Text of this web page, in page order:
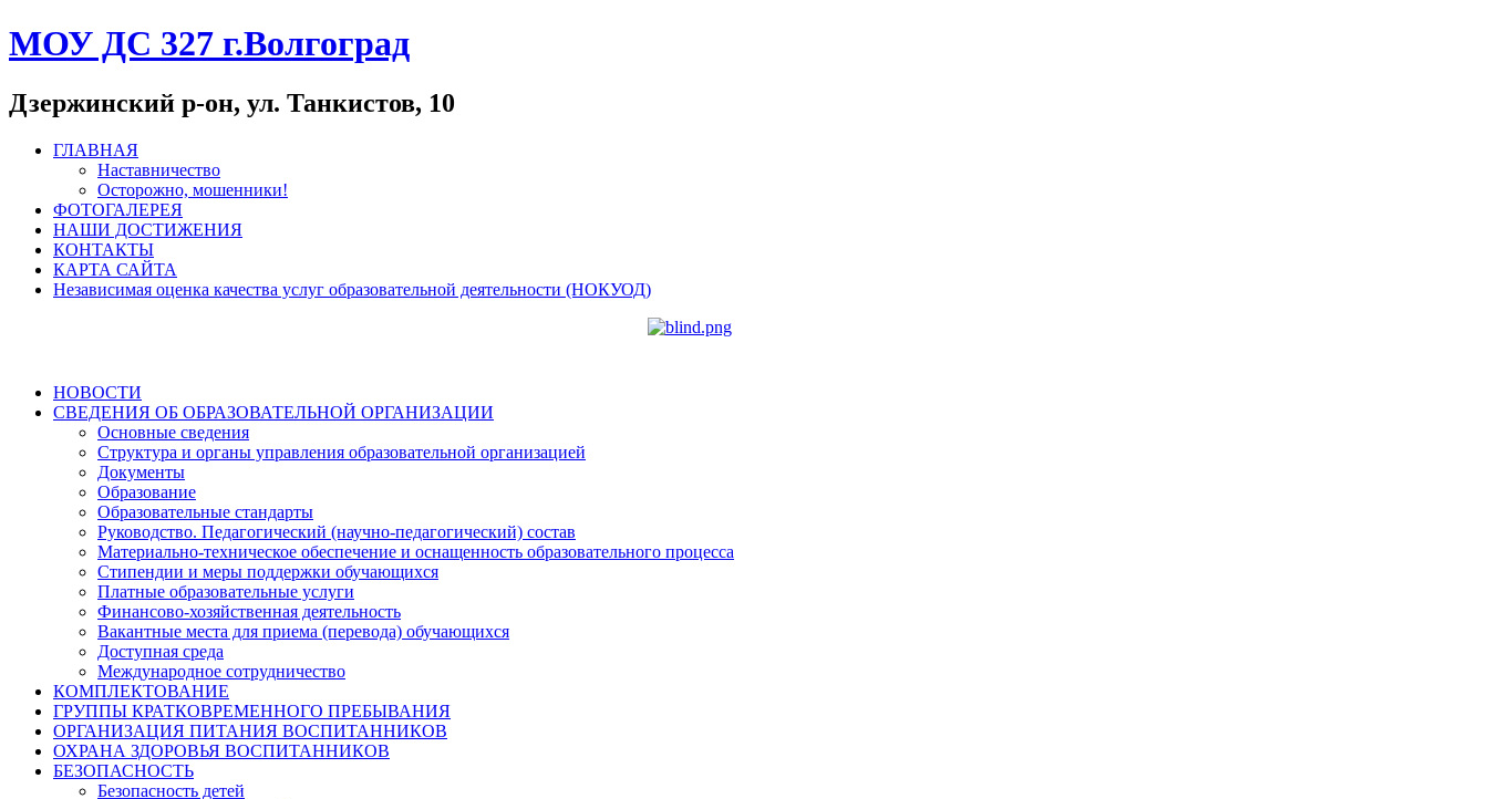
МОУ ДС 327 г.Волгоград
Дзержинский р-он, ул. Танкистов, 10
ГЛАВНАЯ
Наставничество
Осторожно, мошенники!
ФОТОГАЛЕРЕЯ
НАШИ ДОСТИЖЕНИЯ
КОНТАКТЫ
КАРТА САЙТА
Независимая оценка качества услуг образовательной деятельности (НОКУОД)
НОВОСТИ
СВЕДЕНИЯ ОБ ОБРАЗОВАТЕЛЬНОЙ ОРГАНИЗАЦИИ
Основные сведения
Структура и органы управления образовательной организацией
Документы
Образование
Образовательные стандарты
Руководство. Педагогический (научно-педагогический) состав
Материально-техническое обеспечение и оснащенность образовательного процесса
Стипендии и меры поддержки обучающихся
Платные образовательные услуги
Финансово-хозяйственная деятельность
Вакантные места для приема (перевода) обучающихся
Доступная среда
Международное сотрудничество
КОМПЛЕКТОВАНИЕ
ГРУППЫ КРАТКОВРЕМЕННОГО ПРЕБЫВАНИЯ
ОРГАНИЗАЦИЯ ПИТАНИЯ ВОСПИТАННИКОВ
ОХРАНА ЗДОРОВЬЯ ВОСПИТАННИКОВ
БЕЗОПАСНОСТЬ
Безопасность детей